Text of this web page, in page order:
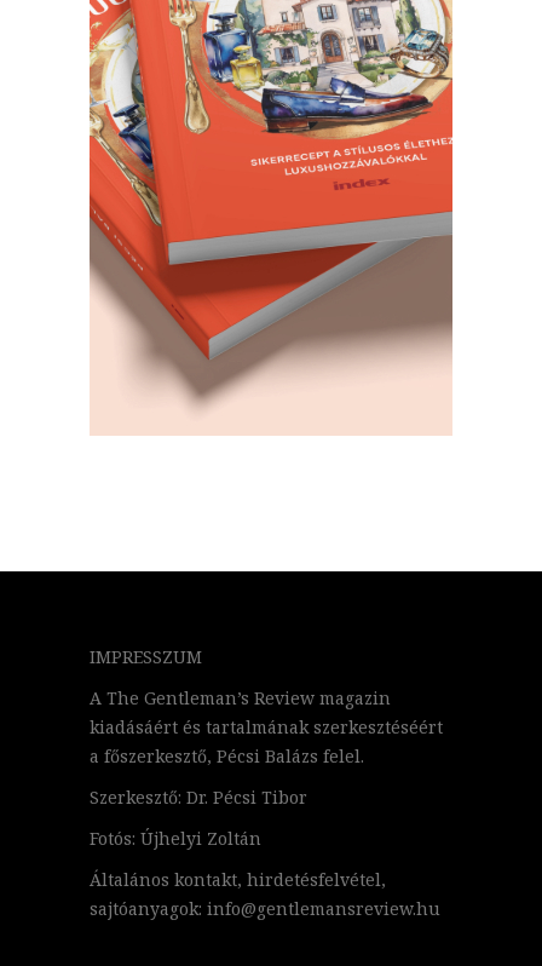
IMPRESSZUM
A The Gentleman’s Review magazin
kiadásáért és tartalmának szerkesztéséért
a főszerkesztő, Pécsi Balázs felel.
Szerkesztő: Dr. Pécsi Tibor
Fotós: Újhelyi Zoltán
Általános kontakt, hirdetésfelvétel,
sajtóanyagok: info@gentlemansreview.hu